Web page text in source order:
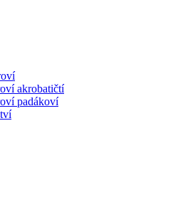
akrobatičtí
padákoví